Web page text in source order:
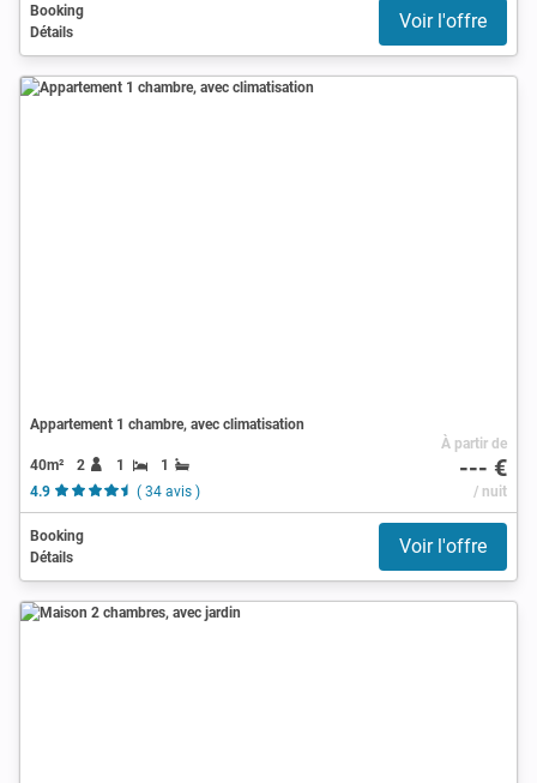
Booking
Détails
Voir l'offre
Appartement 1 chambre, avec climatisation
40m² 2 1
1
4.9
( 34 avis )
À partir de
--- €
/ nuit
Booking
Détails
Voir l'offre